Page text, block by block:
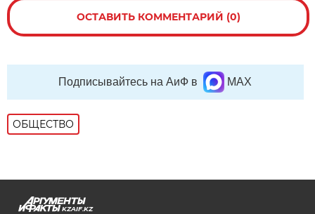
ОСТАВИТЬ КОММЕНТАРИЙ (0)
Подписывайтесь на АиФ в MAX
ОБЩЕСТВО
KZAIF.KZ